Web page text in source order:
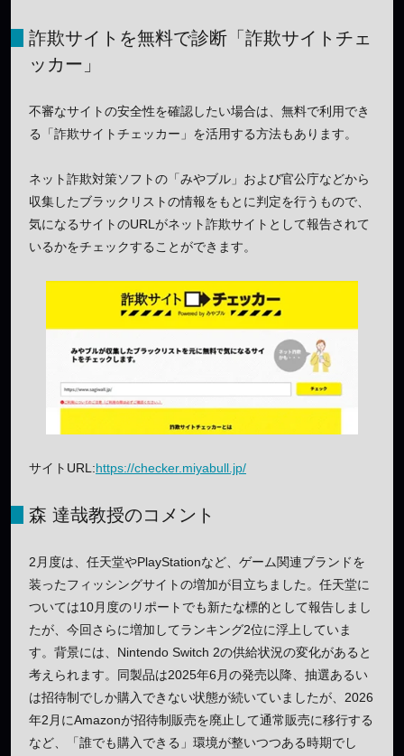
詐欺サイトを無料で診断「詐欺サイトチェ
ッカー」
不審なサイトの安全性を確認したい場合は、無料で利用でき
る「詐欺サイトチェッカー」を活用する方法もあります。
ネット詐欺対策ソフトの「みやブル」および官公庁などから
収集したブラックリストの情報をもとに判定を行うもので、
気になるサイトのURLがネット詐欺サイトとして報告されて
いるかをチェックすることができます。
サイトURL:https://checker.miyabull.jp/
森 達哉教授のコメント
2月度は、任天堂やPlayStationなど、ゲーム関連ブランドを
装ったフィッシングサイトの増加が目立ちました。任天堂に
ついては10月度のリポートでも新たな標的として報告しまし
たが、今回さらに増加してランキング2位に浮上していま
す。背景には、Nintendo Switch 2の供給状況の変化があると
考えられます。同製品は2025年6月の発売以降、抽選あるい
は招待制でしか購入できない状態が続いていましたが、2026
年2月にAmazonが招待制販売を廃止して通常販売に移行する
など、「誰でも購入できる」環境が整いつつある時期でし